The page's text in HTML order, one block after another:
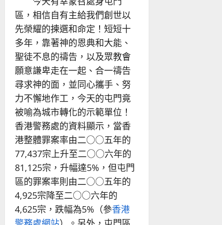
區，相信自有主給我們創世以
先榮耀的揀選和命定！短短十
多年，靠著神的恩典和大能、
聖徒不息的禱告，以及眾教會
願意謙卑走在一起、合一禱告
尋求神的面，並同心攜手、努
力不懈地作工，今天的屯門竟
被喻為城市轉化的示範單位！
香港警務處的資料顯示，當香
港整體罪案率由二○○五年的
77,437宗上升至二○○六年的
81,125宗，升幅達5%，但屯門
區的罪案率則由二○○五年的
4,925宗降至二○○六年的
4,625宗，跌幅為5%（參香港